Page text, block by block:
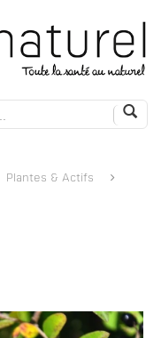
Plantes & Actifs